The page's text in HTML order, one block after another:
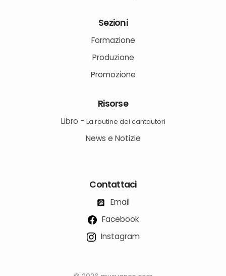
Sezioni
Formazione
Produzione
Promozione
Risorse
Libro - La routine dei cantautori
News e Notizie
Contattaci
Email
Facebook
Instagram